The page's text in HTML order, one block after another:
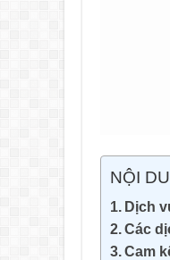
NỘI
Dịch
Các
Cam